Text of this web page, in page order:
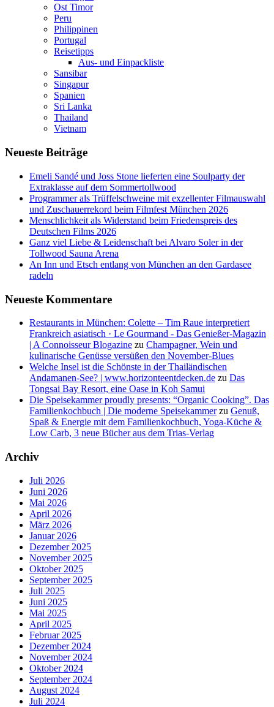
Ost Timor
Peru
Philippinen
Portugal
Reisetipps
Aus- und Einpackliste
Sansibar
Singapur
Spanien
Sri Lanka
Thailand
Vietnam
Neueste Beiträge
Emeli Sandé und Joss Stone lieferten eine Soulparty der
Extraklasse auf dem Sommertollwood
Programmer als Trüffelschweine mit exzellenter Filmauswahl
und Zuschauerrekord beim Filmfest München 2026
Menschlichkeit als Widerstand beim Friedenspreis des
Deutschen Films 2026
Ganz viel Liebe & Leidenschaft bei Alvaro Soler in der
Tollwood Sauna Arena
An Inn und Etsch entlang von München an den Gardasee
radeln
Neueste Kommentare
Restaurants in München: Colette – Tim Raue interpretiert
Frankreich asiatisch · Le Gourmand - Das Genießer-Magazin
| A Connoisseur Blogazine zu Champagner, Wein und
kulinarische Genüsse versüßen den November-Blues
Welche Insel ist die Schönste in der Thailändischen
Andamanen-See? | www.horizonteentdecken.de zu Das
Tongsai Bay Resort, eine Oase in Koh Samui
Die Speisekammer proudly presents: “Organic Cooking”. Das
Familienkochbuch | Die moderne Speisekammerzu Genuß,
Spaß & Energie mit dem Familienkochbuch, Yoga-Küche &
Low Carb, 3 neue Bücher aus dem Trias-Verlag
Archiv
Juli 2026
Juni 2026
Mai 2026
April 2026
März 2026
Januar 2026
Dezember 2025
November 2025
Oktober 2025
September 2025
Juli 2025
Juni 2025
Mai 2025
April 2025
Februar 2025
Dezember 2024
November 2024
Oktober 2024
September 2024
August 2024
Juli 2024